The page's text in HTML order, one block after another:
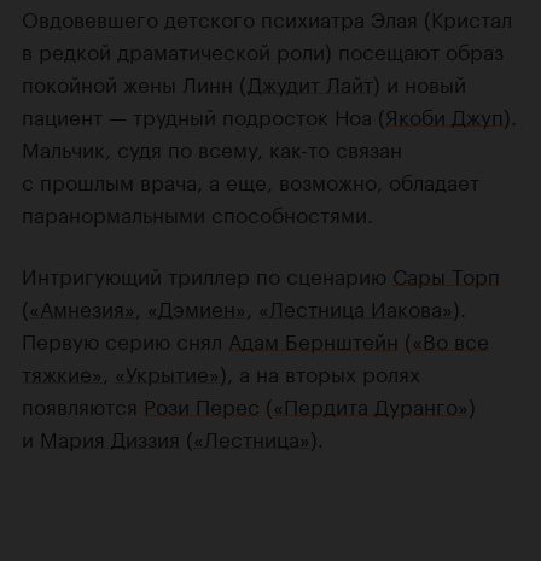
Овдовевшего детского психиатра Элая (Кристал
в редкой драматической роли) посещают образ
покойной жены Линн (Джудит Лайт) и новый
пациент — трудный подросток Ноа (Якоби Джуп).
Мальчик, судя по всему, как-то связан
с прошлым врача, а еще, возможно, обладает
паранормальными способностями.
Интригующий триллер по сценарию Сары Торп
(«Амнезия», «Дэмиен», «Лестница Иакова»).
Первую серию снял Адам Бернштейн («Во все
тяжкие», «Укрытие»), а на вторых ролях
появляются Рози Перес («Пердита Дуранго»)
и Мария Диззия («Лестница»).